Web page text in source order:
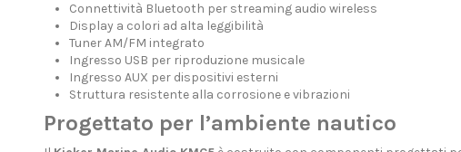
Connettività Bluetooth per streaming audio wireless
Display a colori ad alta leggibilità
Tuner AM/FM integrato
Ingresso USB per riproduzione musicale
Ingresso AUX per dispositivi esterni
Struttura resistente alla corrosione e vibrazioni
Progettato per l’ambiente nautico